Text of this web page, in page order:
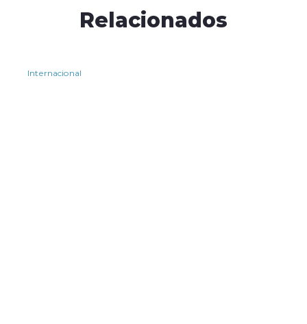
Relacionados
Internacional